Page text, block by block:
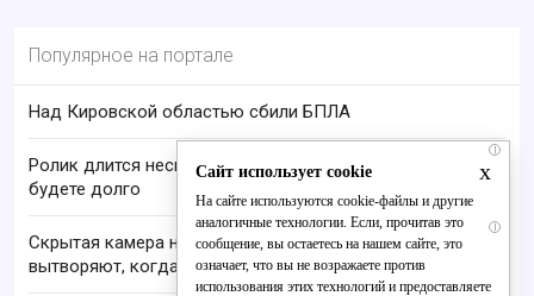
Популярное на портале
Над Кировской областью сбили БПЛА
i
Ролик длится несколько секунд, а смеяться вы
будете долго
i
Скрытая камера на пляже Крыма: Что люди
вытворяют, когда их не видят...
x
Сайт использует cookie
На сайте используются cookie-файлы и другие
аналогичные технологии. Если, прочитав это
сообщение, вы остаетесь на нашем сайте, это
означает, что вы не возражаете против
использования этих технологий и предоставляете